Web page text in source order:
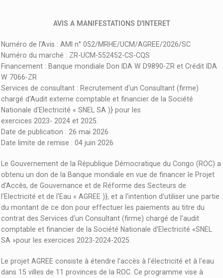
AVIS A MANIFESTATIONS D'INTERET
Numéro de l'Avis : AMI n° 052/MRHE/UCM/AGREE/2026/SC
Numéro du marché : ZR-UCM-552452-CS-CQS
Financement : Banque mondiale Don IDA W D9890-ZR et Crédit IDA
W 7066-ZR
Services de consultant : Recrutement d'un Consultant (firme)
chargé d'Audit externe comptable et financier de la Société
Nationale d'Electricité « SNEL SA )} pour les
exercices 2023- 2024 et 2025.
Date de publication : 26 mai 2026
Date limite de remise : 04 juin 2026
Le Gouvernement de la République Démocratique du Congo (ROC) a
obtenu un don de la Banque mondiale en vue de financer le Projet
d'Accès, de Gouvernance et de Réforme des Secteurs de
l'Electricité et de l'Eau « AGREE )}, et a l'intention d'utiliser une partie
du montant de ce don pour effectuer les paiements au titre du
contrat des Services d'un Consultant (firme) chargé de l'audit
comptable et financier de la Société Nationale d'Electricité «SNEL
SA »pour les exercices 2023-2024-2025.
Le projet AGREE consiste à étendre l'accès à l'électricité et à l'eau
dans 15 villes de 11 provinces de la ROC. Ce programme vise à